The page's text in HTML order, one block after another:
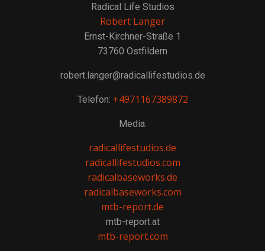
Radical Life Studios
Robert Langer
Ernst-Kirchner-Straße 1
73760 Ostfildern
robert.langer@radicallifestudios.de
Telefon: +4971167389872
Media:
radicallifestudios.de
radicallifestudios.com
radicalbaseworks.de
radicalbaseworks.com
mtb-report.de
mtb-report.at
mtb-report.com